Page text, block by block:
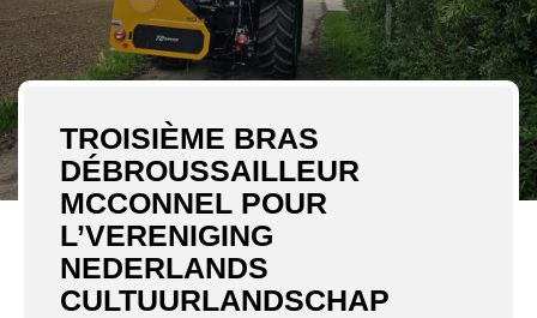
TROISIÈME BRAS
DÉBROUSSAILLEUR
MCCONNEL POUR
L’VERENIGING
NEDERLANDS
CULTUURLANDSCHAP